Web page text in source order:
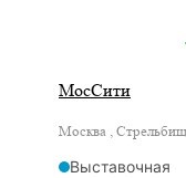
МосСити
Москва ,
Выставочная